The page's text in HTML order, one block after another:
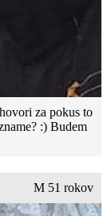
za pokus to
:) Budem
M 51 rokov